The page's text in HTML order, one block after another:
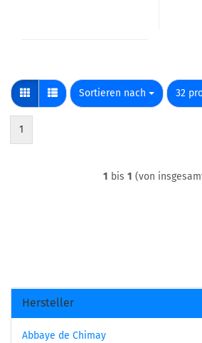
Sortieren nach
Sortieren nach 32
pro
1
1 bis 1 (von
Hersteller
Abbaye de Chimay